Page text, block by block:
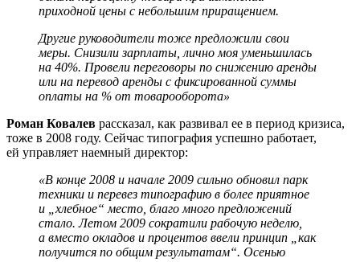
приходной цены с небольшим приращением.
Другие руководители тоже предложили свои
меры. Снизили зарплаты, лично моя уменьшилась
на 40%. Провели переговоры по снижению аренды
или на перевод аренды с фиксированной суммы
оплаты на % от товарооборота»
Роман Ковалев рассказал, как развивал ее в период кризиса,
тоже в 2008 году. Сейчас типография успешно работает,
ей управляет наемный директор:
«В конце 2008 и начале 2009 сильно обновил парк
техники и перевез типографию в более приятное
и „хлебное“ место, благо много предложений
стало. Летом 2009 сократили рабочую неделю,
а вместо окладов и процентов ввели принцип „как
получится по общим результатам“. Осенью